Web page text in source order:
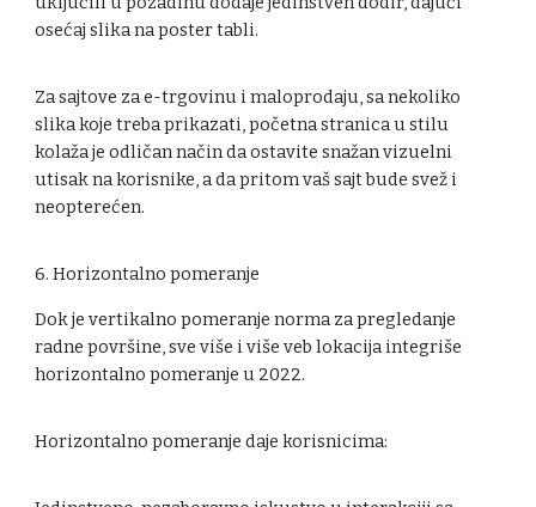
osećaj slika na poster tabli.
Za sajtove za e-trgovinu i maloprodaju, sa nekoliko
slika koje treba prikazati, početna stranica u stilu
kolaža je odličan način da ostavite snažan vizuelni
utisak na korisnike, a da pritom vaš sajt bude svež i
neopterećen.
6. Horizontalno pomeranje
Dok je vertikalno pomeranje norma za pregledanje
radne površine, sve više i više veb lokacija integriše
horizontalno pomeranje u 2022.
Horizontalno pomeranje daje korisnicima: